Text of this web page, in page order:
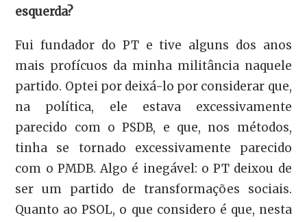
esquerda?
Fui fundador do PT e tive alguns dos anos
mais profícuos da minha militância naquele
partido. Optei por deixá-lo por considerar que,
na política, ele estava excessivamente
parecido com o PSDB, e que, nos métodos,
tinha se tornado excessivamente parecido
com o PMDB. Algo é inegável: o PT deixou de
ser um partido de transformações sociais.
Quanto ao PSOL, o que considero é que, nesta